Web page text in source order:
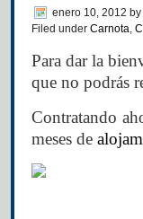
enero 10, 2012 by
Filed under Carnota,
Para dar la
que no podrás
Contratando
meses de